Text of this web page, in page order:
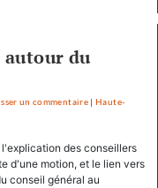
du
un commentaire on
se
ressource
|Haute-
des conseillers
d'une motion, et le lien vers
conseil général au